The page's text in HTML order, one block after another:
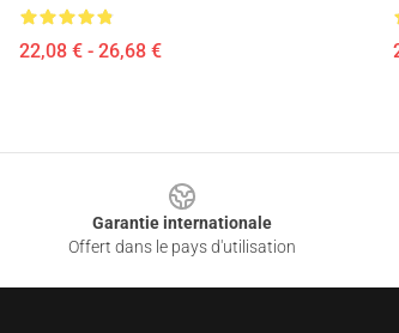
22,08 € - 26,68 €
Garantie internationale
Offert dans le pays d'utilisation